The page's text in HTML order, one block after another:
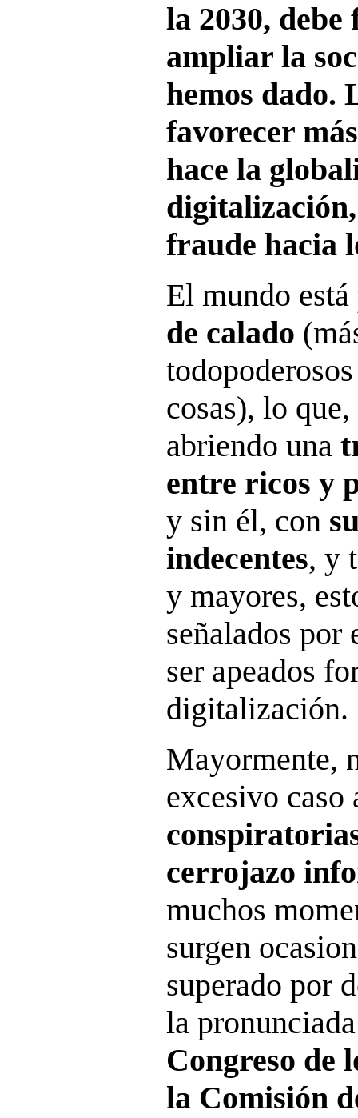
la 2030,
ampliar la
hemos dado.
favorecer
hace la
fraude hacia
El mundo está
de calado
cosas), lo
abriendo una
entre ricos y
y sin él, con
indecentes, y
y mayores,
señalados por
ser apeados
digitalización.
Mayormente,
excesivo caso
cerrojazo
muchos
surgen
superado por
la
Congreso de
la Comisión